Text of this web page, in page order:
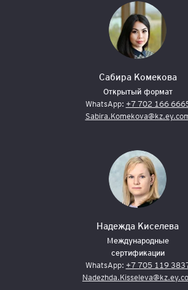
Сабира Комекова
Открытый формат
WhatsApp: +7 702 166
Надежда Киселева
Международные
сертификации
WhatsApp: +7 705 119